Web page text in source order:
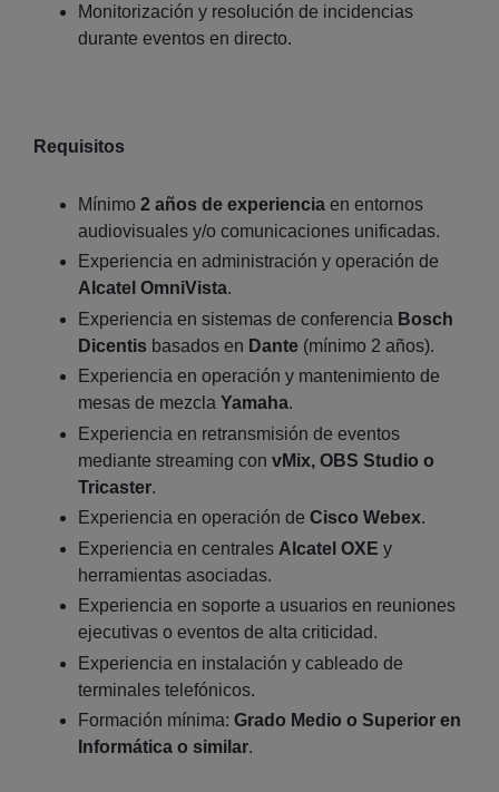
Monitorización y resolución de incidencias
durante eventos en directo.
Requisitos
Mínimo 2 años de experiencia en entornos
audiovisuales y/o comunicaciones unificadas.
Experiencia en administración y operación de
Alcatel OmniVista.
Experiencia en sistemas de conferencia Bosch
Dicentis basados en Dante (mínimo 2 años).
Experiencia en operación y mantenimiento de
mesas de mezcla Yamaha.
Experiencia en retransmisión de eventos
mediante streaming con vMix, OBS Studio o
Tricaster.
Experiencia en operación de Cisco Webex.
Experiencia en centrales Alcatel OXE y
herramientas asociadas.
Experiencia en soporte a usuarios en reuniones
ejecutivas o eventos de alta criticidad.
Experiencia en instalación y cableado de
terminales telefónicos.
Formación mínima: Grado Medio o Superior en
Informática o similar.